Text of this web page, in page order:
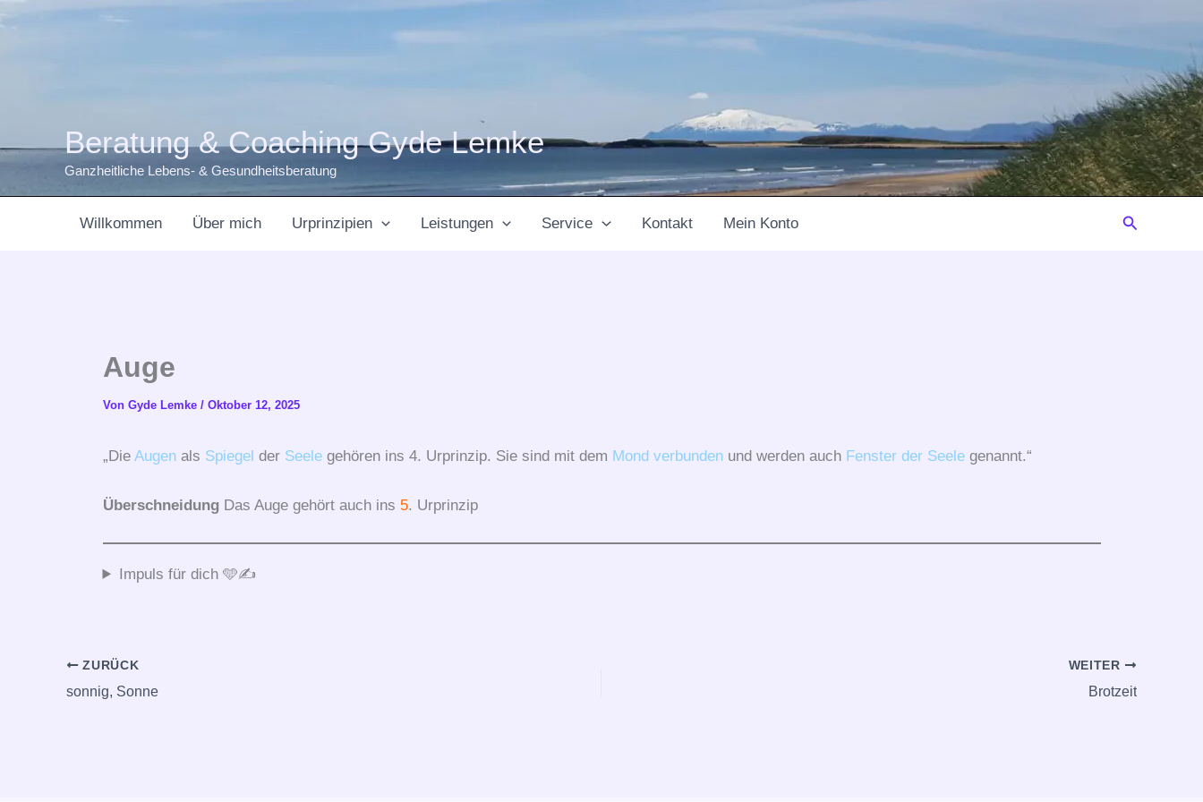
Beratung & Coaching Gyde Lemke
Ganzheitliche Lebens- & Gesundheitsberatung
Willkommen Über mich Urprinzipien Leistungen Service Kontakt Mein Konto Suchen
Auge
Von Gyde Lemke / Oktober 12, 2025
„Die Augenals Spiegel der Seelegehören ins 4. Urprinzip. Sie sind mit dem Mond verbunden und werden auch Fenster der Seelegenannt.“
ÜberschneidungDas Auge gehört auch ins 5. Urprinzip
Impuls für dich 🩵✍️
ZURÜCK
sonnig, Sonne
WEITER
Brotzeit